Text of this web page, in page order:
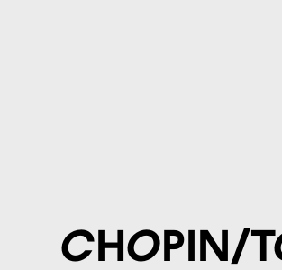
Chopin/